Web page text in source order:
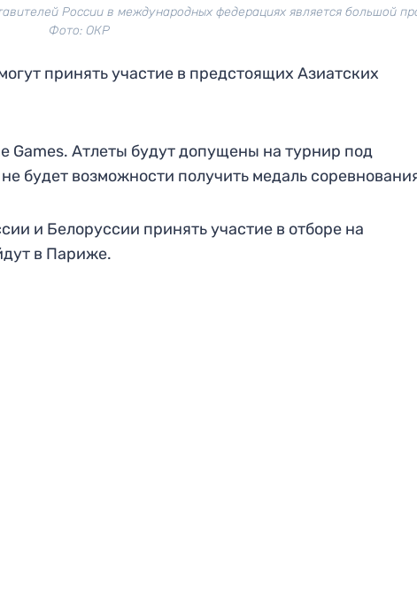
России в международных федерациях является большой
Фото: ОКР
принять участие в предстоящих Азиатских
Games. Атлеты будут допущены на турнир под
будет возможности получить медаль
и Белоруссии принять участие в отборе на
в Париже.